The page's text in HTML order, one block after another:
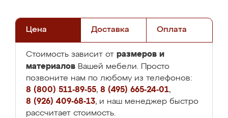
Цена Доставка Оплата
Стоимость зависит от размеров и
материалов Вашей мебели. Просто
позвоните нам по любому из телефонов:
8 (800) 511-89-55, 8 (495) 665-24-01,
8 (926) 409-68-13, и наш менеджер быстро
рассчитает стоимость.